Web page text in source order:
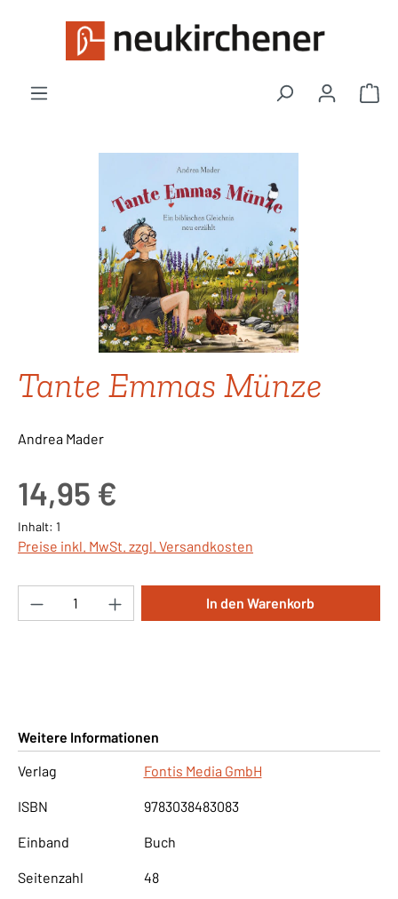
Zum Hauptinhalt springen
Tante Emmas Münze
Andrea Mader
14,95 €
Inhalt: 1
Preise inkl. MwSt. zzgl. Versandkosten
Produkt Anzahl: Gib den gewünschten
In den Warenkorb
Weitere Informationen
Verlag
Fontis Media GmbH
ISBN 9783038483083
Einband Buch
Seitenzahl 48